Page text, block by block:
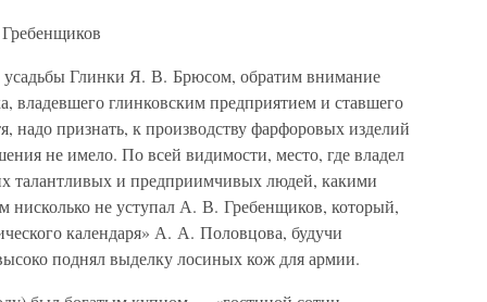
усадьбы Глинки Я. В. Брюсом, обратим внимание
владевшего глинковским предприятием и ставшего
надо признать, к производству фарфоровых изделий
не имело. По всей видимости, место, где владел
талантливых и предприимчивых людей, какими
не уступал А. В. Гребенщиков, который,
календаря» А. А. Половцова, будучи
поднял выделку лосиных кож для армии.